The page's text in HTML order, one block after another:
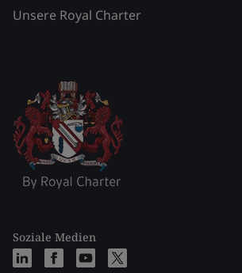
Unsere Royal Charter
Soziale Medien